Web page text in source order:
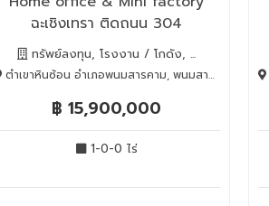
ฉะเชิงเทรา ติดถนน 304
ทรัพย์ลงทุน, โรงงาน / โกดัง, ...
ตำเขาหินซ้อน อำเภอพนมสารคาม, พนมสารคาม, Chachoengsao, 24120
฿ 15,900,000
1-0-0 ไร่